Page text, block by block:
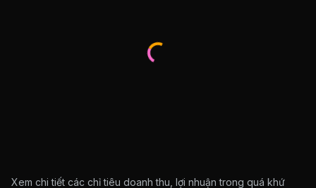
Xem chi tiết các chỉ tiêu doanh thu, lợi nhuận trong quá khứ